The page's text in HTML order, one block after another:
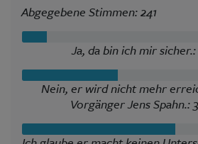
Abgegebene Stimmen: 241
Ja, da bin ich mir
Nein, er wird nicht mehr
Vorgänger Jens Spahn.: